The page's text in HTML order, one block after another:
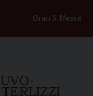
Orari S. Messe